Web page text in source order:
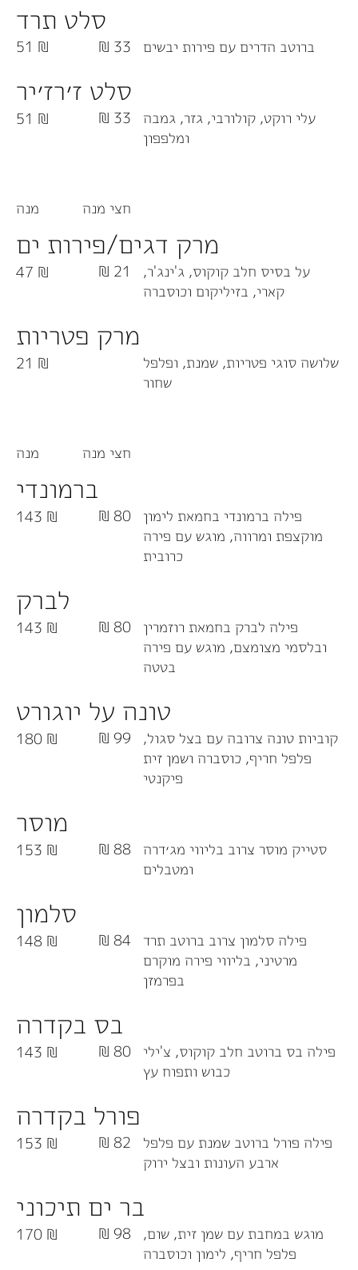
סלט תרד
ברוטב הדרים עם פירות יבשים 51 ₪ 33 ₪
סלט ז׳רז׳יר
עלי רוקט, קולורבי, גזר, גמבה
ומלפפון
51 ₪ 33 ₪
מרק דגים/פירות ים
על בסיס חלב קוקוס, ג'ינג'ר,
קארי, בזיליקום וכוסברה
47 ₪ 21 ₪
מרק פטריות
שלושה סוגי פטריות, שמנת, ופלפל
שחור
21 ₪
מנה חצי מנה
ברמונדי
פילה ברמונדי בחמאת לימון
מוקצפת ומרווה, מוגש עם פירה
כרובית
143 ₪ 80 ₪
לברק
פילה לברק בחמאת רוזמרין
ובלסמי מצומצם, מוגש עם פירה
בטטה
143 ₪ 80 ₪
טונה על יוגורט
קוביות טונה צרובה עם בצל סגול,
פלפל חריף, כוסברה ושמן זית
פיקנטי
180 ₪ 99 ₪
מוסר
סטייק מוסר צרוב בליווי מג׳דרה
ומטבלים
153 ₪ 88 ₪
סלמון
פילה סלמון צרוב ברוטב תרד
מרטיני, בליווי פירה מוקרם
בפרמזן
148 ₪ 84 ₪
בס בקדרה
פילה בס ברוטב חלב קוקוס, צ'ילי
כבוש ותפוח עץ
143 ₪ 80 ₪
פורל בקדרה
פילה פורל ברוטב שמנת עם פלפל
ארבע העונות ובצל ירוק
153 ₪ 82 ₪
בר ים תיכוני
מוגש במחבת עם שמן זית, שום,
פלפל חריף, לימון וכוסברה
170 ₪ 98 ₪
מנה חצי מנה